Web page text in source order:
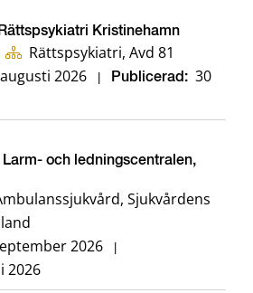
Kristinehamn
Rättspsykiatri, Avd 81
2026 Publicerad: 30
och ledningscentralen,
Sjukvårdens
2026
2026